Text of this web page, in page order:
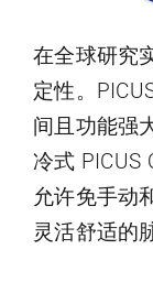
在全球研究
定性。
间且功能强
冷式 PICUS
允许免手动
灵活舒适的